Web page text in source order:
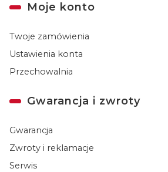
Moje konto
Twoje zamówienia
Ustawienia konta
Przechowalnia
Gwarancja i zwroty
Gwarancja
Zwroty i reklamacje
Serwis